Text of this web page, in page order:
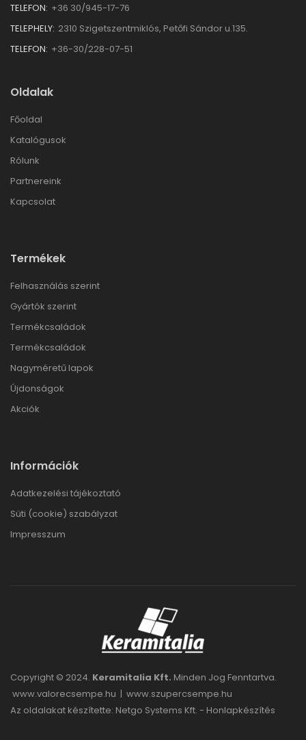
TELEFON: +36 30/945-17-76
TELEPHELY: 2310 Szigetszentmiklós, Petőfi Sándor u.135.
TELEFON: +36-30/228-07-51
Oldalak
Főoldal
Katalógusok
Rólunk
Partnereink
Kapcsolat
Termékek
Felhasználás szerint
Gyártók szerint
Termékcsaládok
Termékcsaládok
Nagyméretű lapok
Újdonságok
Akciók
Információk
Adatkezelési tájékoztató
Süti (cookie) szabályzat
Impresszum
Copyright © 2024. Keramitalia Kft. Minden Jog Fenntartva.
www.valorecsempe.hu | www.szupercsempe.hu
Az oldalakat készítette: Netgo Systems Kft. - Honlapkészítés